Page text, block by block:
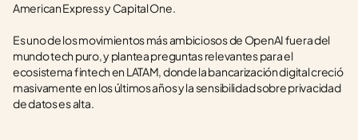
American Express y Capital One.
Es uno de los movimientos más ambiciosos de OpenAI fuera del
mundo tech puro, y plantea preguntas relevantes para el
ecosistema fintech en LATAM, donde la bancarización digital creció
masivamente en los últimos años y la sensibilidad sobre privacidad
de datos es alta.